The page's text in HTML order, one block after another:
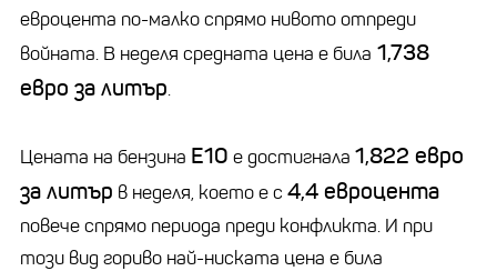
евроцента по-малко спрямо нивото отпреди
войната. В неделя средната цена е била 1,738
евро за литър.
Цената на бензина Е10 е достигнала 1,822 евро
за литър в неделя, което е с 4,4 евроцента
повече спрямо периода преди конфликта. И при
този вид гориво най-ниската цена е била